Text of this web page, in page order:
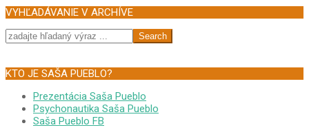
VYHĽADÁVANIE V ARCHÍVE
Search
KTO JE SAŠA PUEBLO?
Prezentácia Saša Pueblo
Psychonautika Saša Pueblo
Saša Pueblo FB